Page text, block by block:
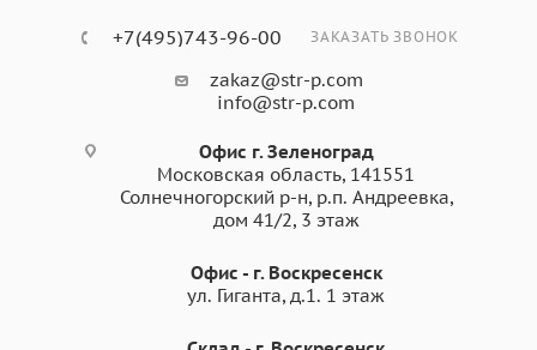
+7(495)743-96-00 ЗАКАЗАТЬ ЗВОНОК
zakaz@str-p.com
info@str-p.com
Офис г. Зеленоград
Московская область, 141551
Солнечногорский р-н, р.п. Андреевка,
дом 41/2, 3 этаж
Офис - г. Воскресенск
ул. Гиганта, д.1. 1 этаж